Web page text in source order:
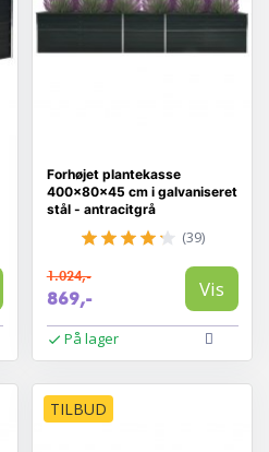
Forhøjet plantekasse
400×80×45 cm i galvaniseret
stål - antracitgrå
(39)
1.024,-
869,- Vis
På lager
TILBUD